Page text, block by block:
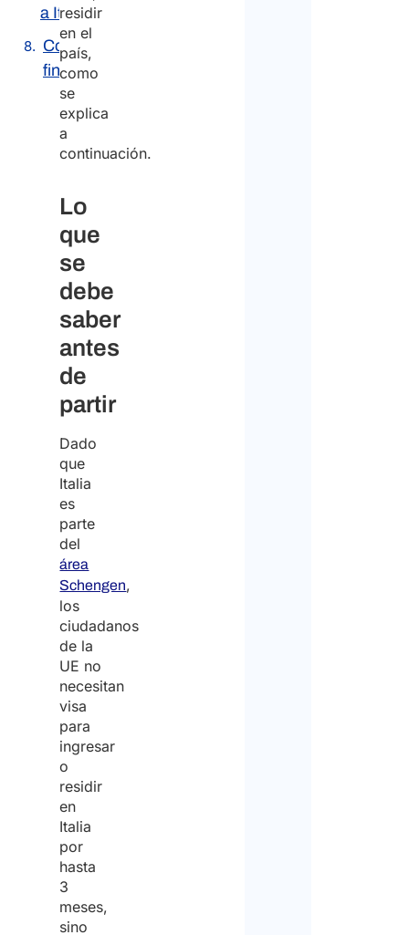
a Italia
Consideraciones
finales
residir
en el
país,
como
se
explica
a
continuación.
Lo
que
se
debe
saber
antes
de
partir
Dado
que
Italia
es
parte
del
área
Schengen,
los
ciudadanos
de la
UE no
necesitan
visa
para
ingresar
o
residir
en
Italia
por
hasta
3
meses,
sino